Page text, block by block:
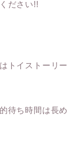
ださい!!
トイストーリー
待ち時間は長め